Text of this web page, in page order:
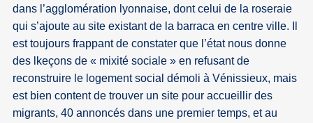
dans l’agglomération lyonnaise, dont celui de la roseraie
qui s’ajoute au site existant de la barraca en centre ville. Il
est toujours frappant de constater que l’état nous donne
des lkeçons de « mixité sociale » en refusant de
reconstruire le logement social démoli à Vénissieux, mais
est bien content de trouver un site pour accueillir des
migrants, 40 annoncés dans une premier temps, et au